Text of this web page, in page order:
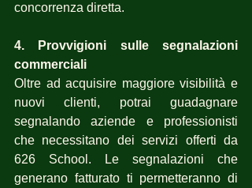
concorrenza diretta.
4. Provvigioni sulle segnalazioni
commerciali
Oltre ad acquisire maggiore visibilità e
nuovi clienti, potrai guadagnare
segnalando aziende e professionisti
che necessitano dei servizi offerti da
626 School. Le segnalazioni che
generano fatturato ti permetteranno di